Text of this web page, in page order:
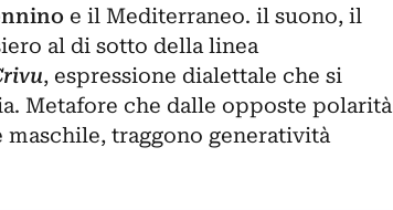
e il Mediterraneo. il suono, il
al di sotto della linea
, espressione dialettale che si
Metafore che dalle opposte polarità
traggono generatività